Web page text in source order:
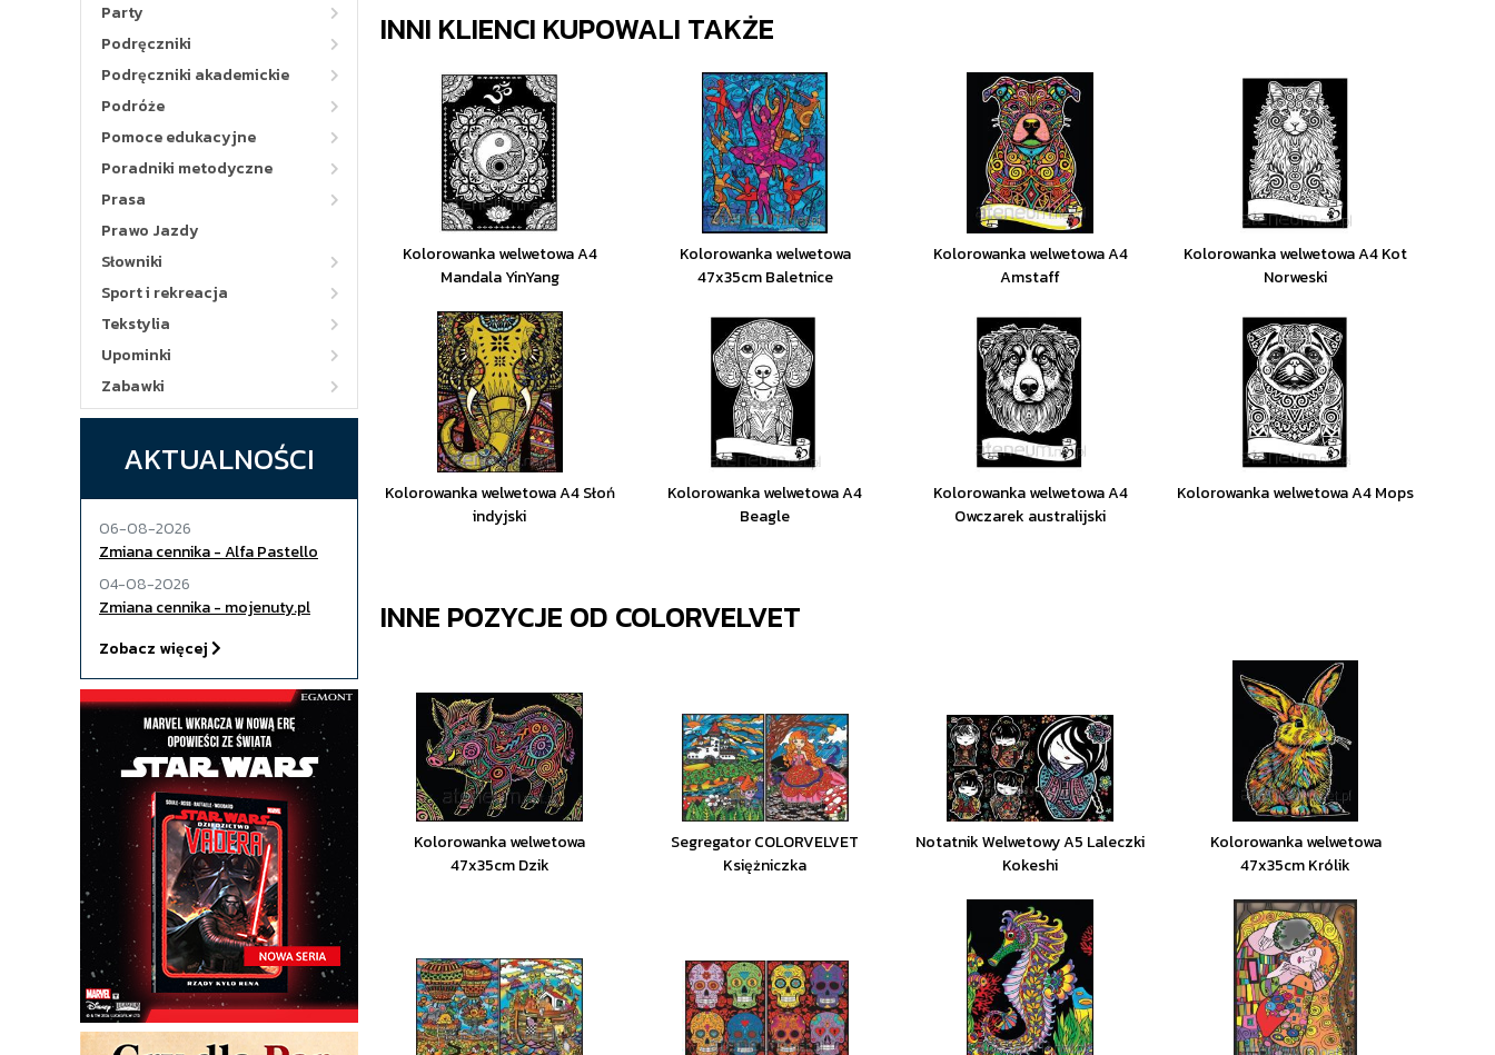
Party
Podręczniki
Podręczniki akademickie
Podróże
Pomoce edukacyjne
Poradniki metodyczne
Prasa
Prawo Jazdy
Słowniki
Sport i rekreacja
Tekstylia
Upominki
Zabawki
AKTUALNOŚCI
06-08-2026
Zmiana cennika - Alfa Pastello
04-08-2026
Zmiana cennika - mojenuty.pl
Zobacz więcej
INNI KLIENCI KUPOWALI TAKŻE
Kolorowanka welwetowa A4
Mandala YinYang
Kolorowanka welwetowa
47x35cm Baletnice
Kolorowanka welwetowa A4
Amstaff
Kolorowanka welwetowa A4 Kot
Norweski
Kolorowanka welwetowa A4 Słoń
indyjski
Kolorowanka welwetowa A4
Beagle
Kolorowanka welwetowa A4
Owczarek australijski
Kolorowanka welwetowa A4 Mops
INNE POZYCJE OD COLORVELVET
Kolorowanka welwetowa
47x35cm Dzik
Segregator COLORVELVET
Księżniczka
Notatnik Welwetowy A5 Laleczki
Kokeshi
Kolorowanka welwetowa
47x35cm Królik